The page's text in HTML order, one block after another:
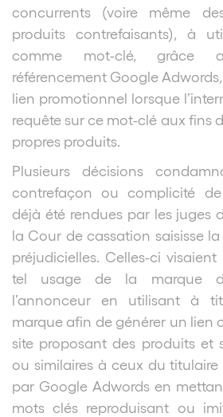
concurrents (voire même
produits contrefaisants), à
comme mot-clé, grâce
référencement Google
lien promotionnel lorsque
requête sur ce mot-clé aux fins
propres produits.
Plusieurs décisions
contrefaçon ou complicité
déjà été rendues par les juges
la Cour de cassation saisisse la
préjudicielles. Celles-ci
tel usage de la marque
l’annonceur en utilisant à
marque afin de générer un lien
site proposant des produits et
ou similaires à ceux du
par Google Adwords en
mots clés reproduisant ou